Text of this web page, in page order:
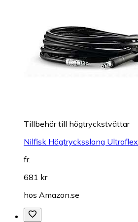
Tillbehör till högtryckstvättar
Nilfisk Högtrycksslang Ultraflex
fr.
681 kr
hos Amazon.se